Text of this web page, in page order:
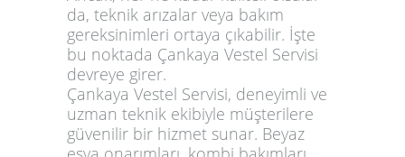
da, teknik arızalar veya bakım
gereksinimleri ortaya çıkabilir. İşte
bu noktada Çankaya Vestel Servisi
devreye girer.
Çankaya Vestel Servisi, deneyimli ve
uzman teknik ekibiyle müşterilere
güvenilir bir hizmet sunar. Beyaz